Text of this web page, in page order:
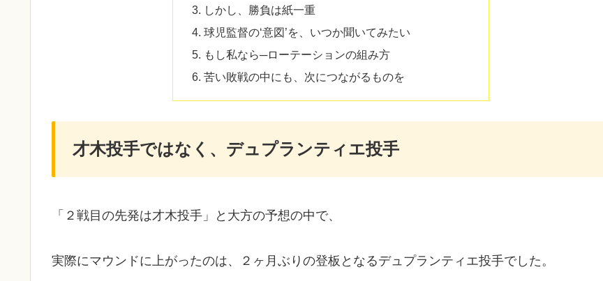
しかし、勝負は紙一重
球児監督の‘意図’を、いつか聞いてみたい
もし私なら─ローテーションの組み方
苦い敗戦の中にも、次につながるものを
才木投手ではなく、デュプランティエ投手
「２戦目の先発は才木投手」と大方の予想の中で、
実際にマウンドに上がったのは、２ヶ月ぶりの登板となるデュプランティエ投手でした。